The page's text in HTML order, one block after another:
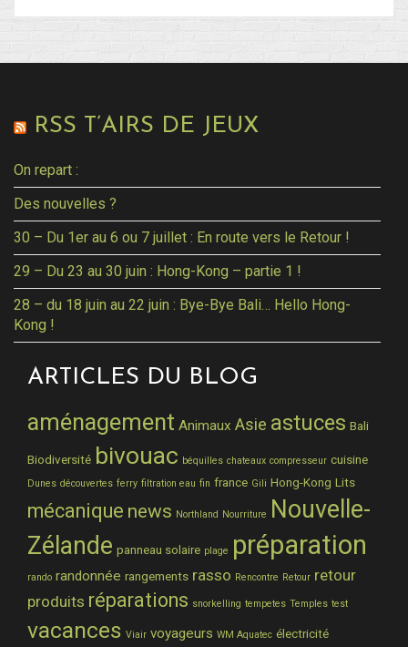
RSS T’AIRS DE JEUX
On repart :
Des nouvelles ?
30 – Du 1er au 6 ou 7 juillet : En route vers le Retour !
29 – Du 23 au 30 juin : Hong-Kong – partie 1 !
28 – du 18 juin au 22 juin : Bye-Bye Bali… Hello Hong-
Kong !
ARTICLES DU BLOG
aménagement Animaux Asie astuces Bali
Biodiversité bivouac béquilles chateaux compresseur cuisine
Dunes découvertes ferry filtration eau fin france Gili Hong-Kong Lits
mécanique news Northland Nourriture Nouvelle-
Zélande panneau solaire plage préparation
rando randonnée rangements rasso Rencontre Retour retour
produits réparations snorkelling tempetes Temples test
vacances Viair voyageurs WM Aquatec électricité